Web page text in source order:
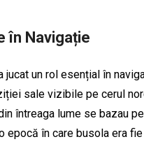
în Navigație
jucat un rol esențial în
sale vizibile pe cerul
întreaga lume se bazau
epocă în care busola era